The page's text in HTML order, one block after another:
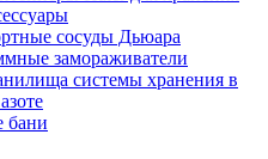
сосуды Дьюара
замораживатели
системы хранения в
бани